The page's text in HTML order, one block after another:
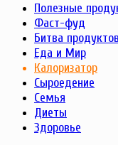
Полезные
Фаст-фуд
Битва продуктов
Еда и Мир
Калоризатор
Сыроедение
Семья
Диеты
Здоровье